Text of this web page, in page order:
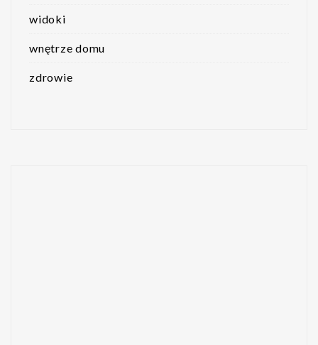
widoki
wnętrze domu
zdrowie